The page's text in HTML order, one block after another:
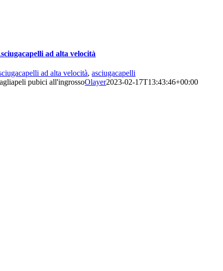
ad alta velocità
ad alta velocità,asciugacapelli
pubici all'ingrossoOlayer2023-02-17T13:43:46+00:00